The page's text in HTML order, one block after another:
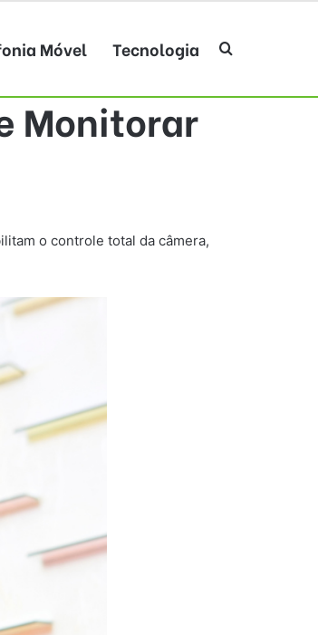
Móvel Tecnologia Procurar por
Monitorar
o controle total da câmera,